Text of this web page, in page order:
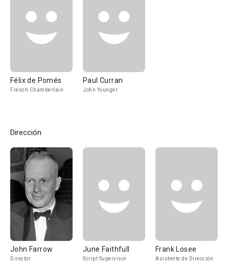
Félix de Pomés
French Chamberlain
Paul Curran
John Younger
Dirección
John Farrow
Director
June Faithfull
Script Supervisor
Frank Losee
Asistente de Dirección